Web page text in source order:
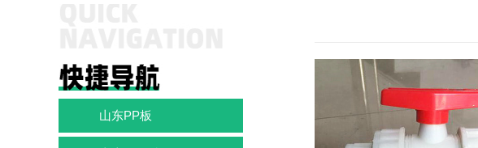
山东PP板